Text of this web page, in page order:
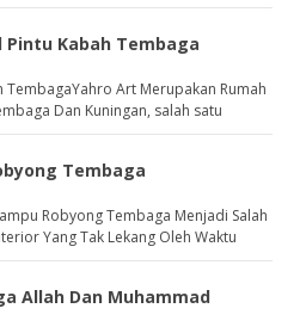
Kabah Tembaga
TembagaYahro Art Merupakan Rumah
Dan Kuningan, salah satu
Tembaga
Robyong Tembaga Menjadi Salah
Yang Tak Lekang Oleh Waktu
Allah Dan Muhammad